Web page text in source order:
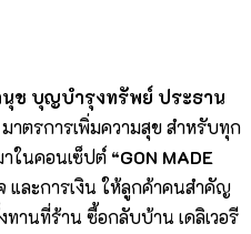
ช บุญบำรุงทรัพย์ ประธาน
มาตรการเพิ่มความสุข สำหรับทุก
ในคอนเซ็ปต์ “GON MADE
และการเงิน ให้ลูกค้าคนสำคัญ
นที่ร้าน ซื้อกลับบ้าน เดลิเวอรี